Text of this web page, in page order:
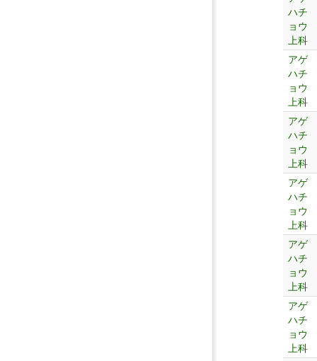
ハチ
ョウ
上科
アゲ
ハチ
ョウ
上科
アゲ
ハチ
ョウ
上科
アゲ
ハチ
ョウ
上科
アゲ
ハチ
ョウ
上科
アゲ
ハチ
ョウ
上科